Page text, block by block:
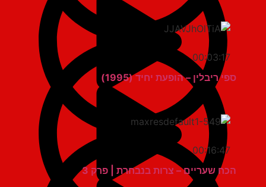
00:03:17
ספי ריבלין – הופעת יחיד (1995)
00:16:47
הכח שעריים – צרות בנבחרת | פרק 3